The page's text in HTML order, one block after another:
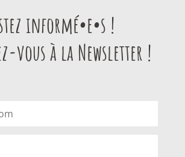
informé•e•s !
vous à la Newsletter !